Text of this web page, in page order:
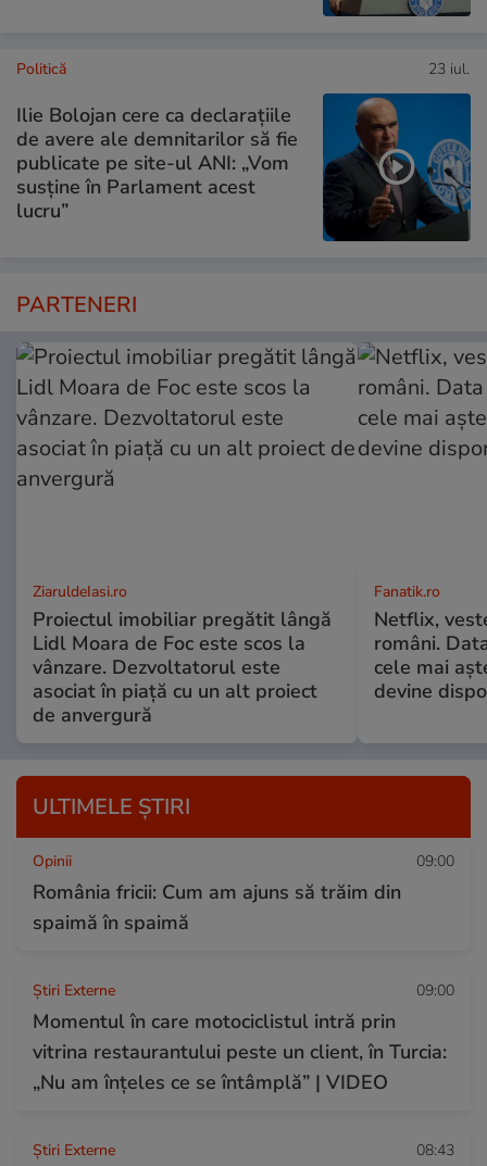
Politică 23 iul.
Ilie Bolojan cere ca declarațiile
de avere ale demnitarilor să fie
publicate pe site-ul ANI: „Vom
susține în Parlament acest
lucru”
PARTENERI
ZiaruldeIasi.ro
Proiectul imobiliar pregătit lângă
Lidl Moara de Foc este scos la
vânzare. Dezvoltatorul este
asociat în piață cu un alt proiect
de anvergură
Fanatik.ro
Netflix,
români.
cele mai
devine
ULTIMELE ȘTIRI
Opinii 09:00
România fricii: Cum am ajuns să trăim din
spaimă în spaimă
Știri Externe 09:00
Momentul în care motociclistul intră prin
vitrina restaurantului peste un client, în Turcia:
„Nu am înțeles ce se întâmplă” | VIDEO
Știri Externe 08:43